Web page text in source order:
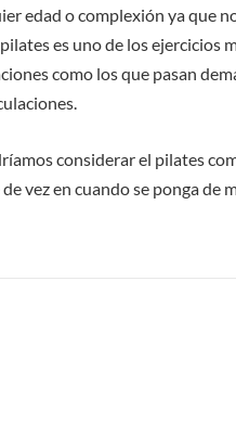
edad o complexión ya que
es uno de los ejercicios
como los que pasan
considerar el pilates
vez en cuando se ponga de